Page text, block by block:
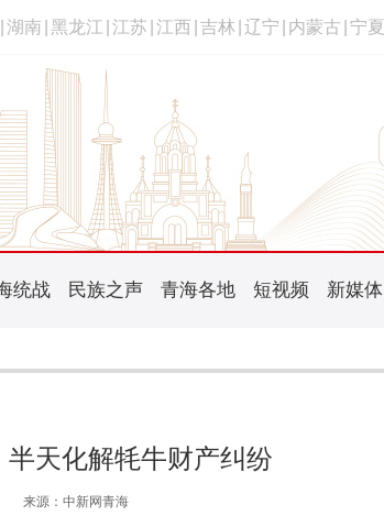
湖南 黑龙江 江苏 江西 吉林 辽宁 内蒙古 宁夏
统战 民族之声 青海各地 短视频 新媒体
半天化解牦牛财产纠纷
来源：中新网青海